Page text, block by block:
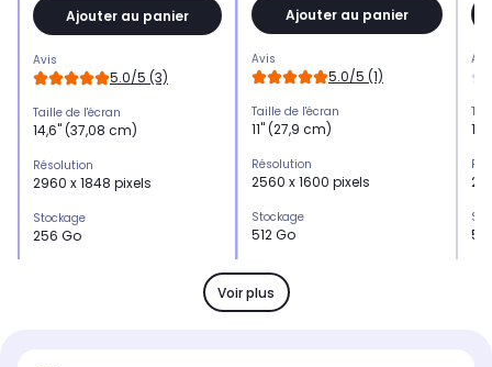
Ajouter au panier
Avis
5.0/5 (3)
Taille de l'écran
14,6" (37,08 cm)
Résolution
2960 x 1848 pixels
Stockage
256 Go
Ajouter au panier
Avis
5.0/5 (1)
Taille de l'écran
11" (27,9 cm)
Résolution
2560 x 1600 pixels
Stockage
512 Go
Mémoire vive
12 Go
Voir plus